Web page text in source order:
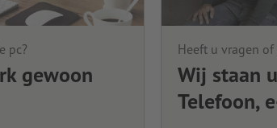
pc?
gewoon
Heeft u vragen of
Wij staan
Telefoon,